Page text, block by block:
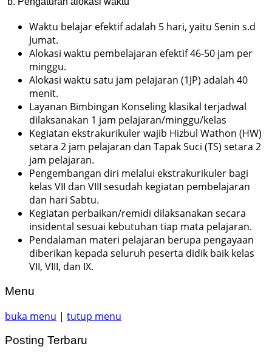
Waktu belajar efektif adalah 5 hari, yaitu Senin s.d
Jumat.
Alokasi waktu pembelajaran efektif 46-50 jam per
minggu.
Alokasi waktu satu jam pelajaran (1JP) adalah 40
menit.
Layanan Bimbingan Konseling klasikal terjadwal
dilaksanakan 1 jam pelajaran/minggu/kelas
Kegiatan ekstrakurikuler wajib Hizbul Wathon (HW)
setara 2 jam pelajaran dan Tapak Suci (TS) setara 2
jam pelajaran.
Pengembangan diri melalui ekstrakurikuler bagi
kelas VII dan VIII sesudah kegiatan pembelajaran
dan hari Sabtu.
Kegiatan perbaikan/remidi dilaksanakan secara
insidental sesuai kebutuhan tiap mata pelajaran.
Pendalaman materi pelajaran berupa pengayaan
diberikan kepada seluruh peserta didik baik kelas
VII, VIII, dan IX.
Menu
buka menu | tutup menu
Posting Terbaru